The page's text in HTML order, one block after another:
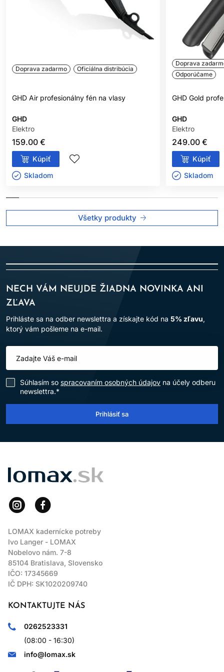
Ak chcete spoľahlivú žehličku GHD, ktorá spája výkon, ochranu
a luxusný dizajn, Platinum+ je voľba, ktorá vás nesklame – doma
Doprava zadarmo Oficiálna distribúcia
GHD Air profesionálny fén na vlasy
GHD
Elektro
159.00 €
Kúpiť
Skladom ㅤ
Doprava
Odporúčame
GHD Gold
GHD
Elektro
249.00 €
Kúpiť
Skladom ㅤ
Všetky produkty
NECH VÁM NEUJDE ŽIADNA NOVINKA ANI
ZĽAVA
Prihláste sa na odber newslettra a získajte kód na 5% zľavu,
ktorý vám pošleme na e-mail.
Súhlasím so spracovaním osobných údajov na účely odberu
newslettra.*
Prihlásiť sa
LOMAX
LOMAX kadernícke potreby
Ivo Langer - LOMAX
Nobelovo nám. 7-8
85104 Bratislava, Slovensko
IČO: 17345669
IČ DPH: SK1020209740
KONTAKTUJTE NÁS
0262523331
(08:00 - 16:30)
info@lomax.sk